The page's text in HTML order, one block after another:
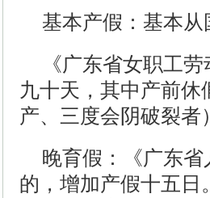
基本产假：基本从
《广东省女职工
九十天，其中产前
产、三度会阴破裂
晚育假：《广东
的，增加产假十五日